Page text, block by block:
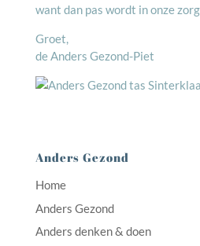
want dan pas wordt in onze
Groet,
de Anders Gezond-Piet
Anders Gezond
Home
Anders Gezond
Anders denken & doen